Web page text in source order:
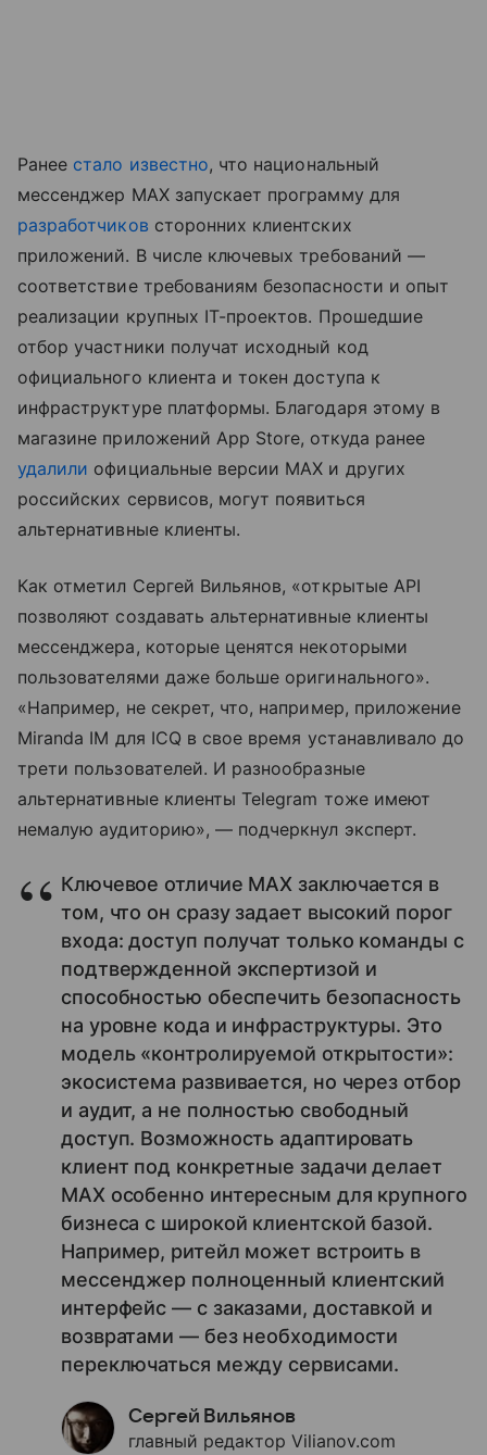
Ранее стало известно, что национальный
мессенджер MAX запускает программу для
разработчиков сторонних клиентских
приложений. В числе ключевых требований —
соответствие требованиям безопасности и опыт
реализации крупных IT-проектов. Прошедшие
отбор участники получат исходный код
официального клиента и токен доступа к
инфраструктуре платформы. Благодаря этому в
магазине приложений App Store, откуда ранее
удалили официальные версии MAX и других
российских сервисов, могут появиться
альтернативные клиенты.
Как отметил Сергей Вильянов, «открытые API
позволяют создавать альтернативные клиенты
мессенджера, которые ценятся некоторыми
пользователями даже больше оригинального».
«Например, не секрет, что, например, приложение
Miranda IM для ICQ в свое время устанавливало до
трети пользователей. И разнообразные
альтернативные клиенты Telegram тоже имеют
немалую аудиторию», — подчеркнул эксперт.
Ключевое отличие MAX заключается в
том, что он сразу задает высокий порог
входа: доступ получат только команды с
подтвержденной экспертизой и
способностью обеспечить безопасность
на уровне кода и инфраструктуры. Это
модель «контролируемой открытости»:
экосистема развивается, но через отбор
и аудит, а не полностью свободный
доступ. Возможность адаптировать
клиент под конкретные задачи делает
MAX особенно интересным для крупного
бизнеса с широкой клиентской базой.
Например, ритейл может встроить в
мессенджер полноценный клиентский
интерфейс — с заказами, доставкой и
возвратами — без необходимости
переключаться между сервисами.
Сергей Вильянов
главный редактор Vilianov.com